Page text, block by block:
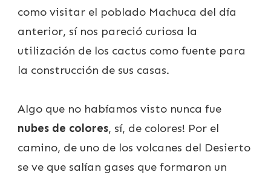
como visitar el poblado Machuca del día
anterior, sí nos pareció curiosa la
utilización de los cactus como fuente para
la construcción de sus casas.
Algo que no habíamos visto nunca fue
nubes de colores, sí, de colores! Por el
camino, de uno de los volcanes del Desierto
se ve que salían gases que formaron un